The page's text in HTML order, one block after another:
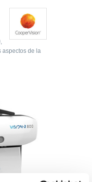
aspectos de la